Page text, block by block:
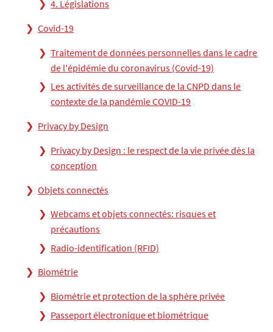
4. Législations
Covid-19
Traitement de données personnelles dans le cadre
de l'épidémie du coronavirus (Covid-19)
Les activités de surveillance de la CNPD dans le
contexte de la pandémie COVID-19
Privacy by Design
Privacy by Design : le respect de la vie privée dès la
conception
Objets connectés
Webcams et objets connectés: risques et
précautions
Radio-identification (RFID)
Biométrie
Biométrie et protection de la sphère privée
Passeport électronique et biométrique